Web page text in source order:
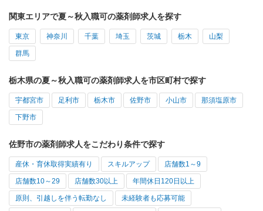
関東エリアで夏～秋入職可の薬剤師求人を探す
東京 神奈川 千葉 埼玉 茨城 栃木 山梨
群馬
栃木県の夏～秋入職可の薬剤師求人を市区町村で探す
宇都宮市 足利市 栃木市 佐野市 小山市 那須塩原市
下野市
佐野市の薬剤師求人をこだわり条件で探す
産休・育休取得実績有り スキルアップ 店舗数1～9
店舗数10～29 店舗数30以上 年間休日120日以上
原則、引越しを伴う転勤なし 未経験者も応募可能